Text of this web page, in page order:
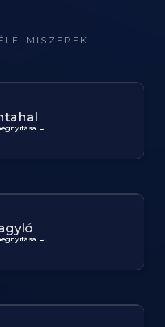
→
→